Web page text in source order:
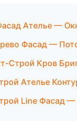
Ателье —
Фасад —
Строй Кров
Ателье
Line Фасад —